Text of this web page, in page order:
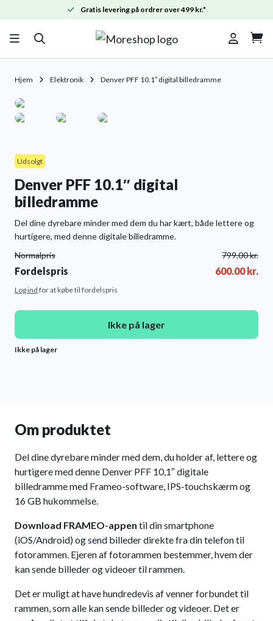
Gratis levering på ordrer over 499 kr.*

Hjem Elektronik Denver PFF 10.1″ digital billedramme
Udsolgt
Denver PFF 10.1″ digital
billedramme
Del dine dyrebare minder med dem du har kært, både lettere og
hurtigere, med denne digitale billedramme.
Normalpris
799.00kr.
Fordelspris 600.00kr.
Log ind for at købe til fordelspris
Ikke på lager
Ikke på lager
Om produktet
Del dine dyrebare minder med dem, du holder af, lettere og
hurtigere med denne Denver PFF 10,1″ digitale
billedramme med Frameo-software, IPS-touchskærm og
16 GB hukommelse.
Download FRAMEO-appen til din smartphone
(iOS/Android) og send billeder direkte fra din telefon til
fotorammen. Ejeren af fotorammen bestemmer, hvem der
kan sende billeder og videoer til rammen.
Det er muligt at have hundredevis af venner forbundet til
rammen, som alle kan sende billeder og videoer. Det er